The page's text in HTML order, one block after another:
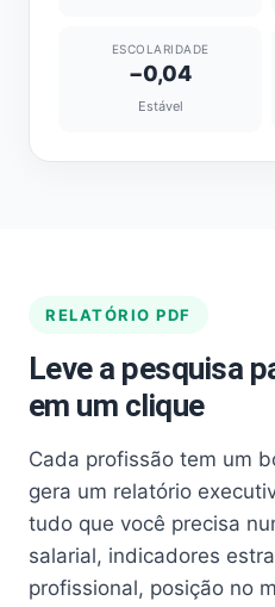
ESCOLARIDADE
−0,04
Estável
RELATÓRIO PDF
Leve a pesquisa
em um clique
Cada profissão tem um
gera um relatório
tudo que você precisa
salarial, indicadores
profissional, posição no